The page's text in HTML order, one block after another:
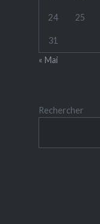
24 25
31
« Mai
Rechercher